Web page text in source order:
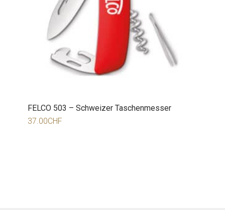
FELCO 503 – Schweizer Taschenmesser
37.00CHF